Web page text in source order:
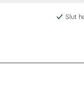
Slut